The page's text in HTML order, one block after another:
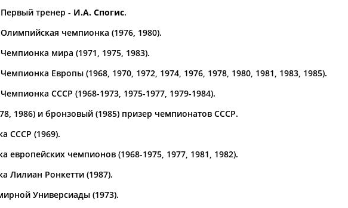
АБАЛАКИНА
АБАРЕНОВ
Первый тренер - И.А. Спогис.
Олимпийская чемпионка (1976, 1980).
Чемпионка мира (1971, 1975, 1983).
Чемпионка Европы (1968, 1970, 1972, 1974, 1976, 1978, 1980, 1981, 1983, 1985).
Чемпионка СССР (1968-1973, 1975-1977, 1979-1984).
1986) и бронзовый (1985) призер чемпионатов СССР.
СССР (1969).
европейских чемпионов (1968-1975, 1977, 1981, 1982).
Лилиан Ронкетти (1987).
Универсиады (1973).